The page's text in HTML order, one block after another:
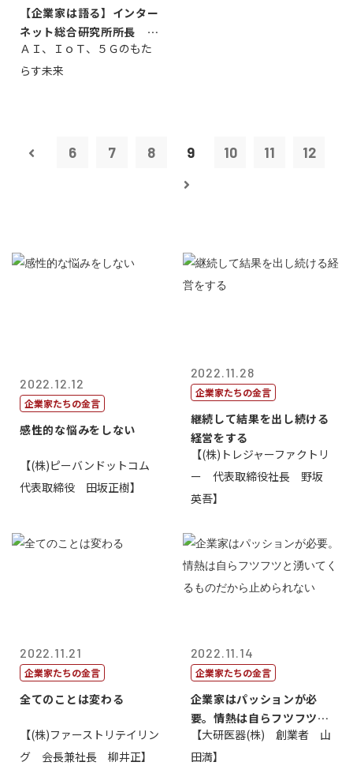
【企業家は語る】インター
ネット総合研究所所長 ブ
ロードバンド...
ＡＩ、ＩｏＴ、５Ｇのもた
らす未来
6 7 8 9 10 11 12
2022.12.12
企業家たちの金言
感性的な悩みをしない
【(株)ピーバンドットコム
代表取締役 田坂正樹】
2022.11.28
企業家たちの金言
継続して結果を出し続ける
経営をする
【(株)トレジャーファクトリ
ー 代表取締役社長 野坂
英吾】
2022.11.21
企業家たちの金言
全てのことは変わる
【(株)ファーストリテイリン
グ 会長兼社長 柳井正】
2022.11.14
企業家たちの金言
企業家はパッションが必
要。情熱は自らフツフツと
湧いてくるもの...
【大研医器(株) 創業者 山
田満】